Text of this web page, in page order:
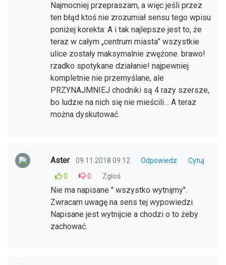
Najmocniej przepraszam, a więc jeśli przez
ten błąd ktoś nie zrozumiał sensu tego wpisu
poniżej korekta: A i tak najlepsze jest to, że
teraz w całym „centrum miasta” wszystkie
ulice zostały maksymalnie zwężone. brawo!
rzadko spotykane działanie! najpewniej
kompletnie nie przemyślane, ale
PRZYNAJMNIEJ chodniki są 4 razy szersze,
bo ludzie na nich się nie mieścili… A teraz
można dyskutować.
Aster 09.11.2018 09:12 Odpowiedz
Cytuj
0
0 Zgłoś
Nie ma napisane " wszystko wytnijmy".
Zwracam uwagę na sens tej wypowiedzi.
Napisane jest wytnijcie a chodzi o to żeby
zachować.